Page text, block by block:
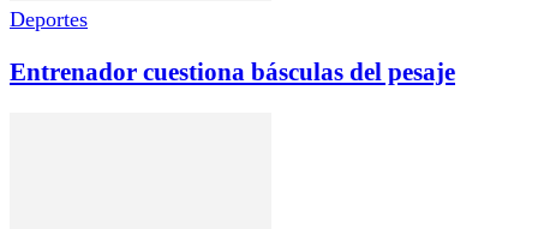
Deportes
Entrenador cuestiona básculas del pesaje